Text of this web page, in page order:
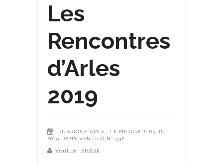
Les
Rencontres
d’Arles
2019
RUBRIQUE ARTS
, LE MERCREDI 03 JUIL
2019 DANS VENTILO N° 432
Ventilo SHARE